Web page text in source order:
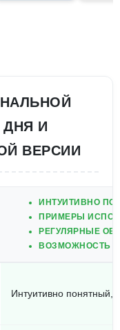
И
ВЕРСИИ
ИНТУИТИВНО
ПРИМЕРЫ
РЕГУЛЯРНЫЕ
ВОЗМОЖНОСТЬ
Интуитивно понятный,